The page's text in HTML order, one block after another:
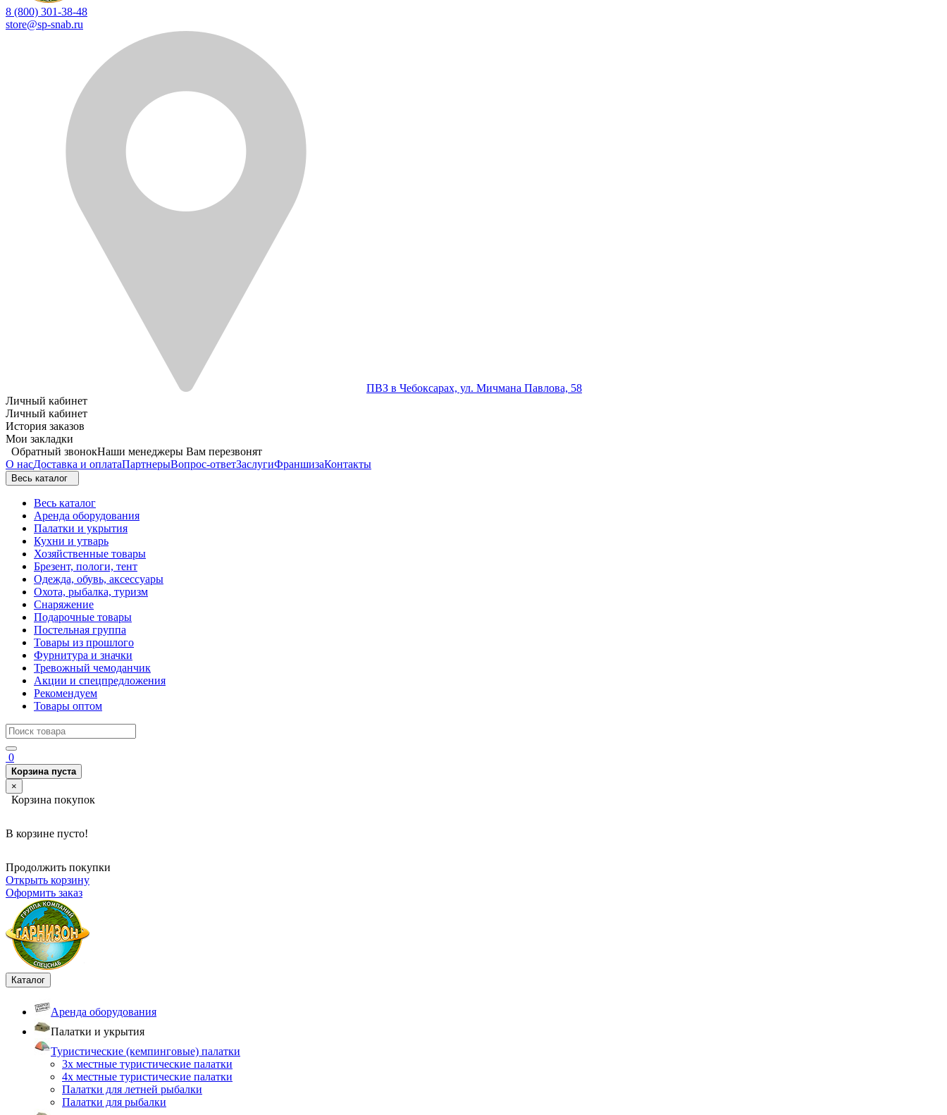
8 (800) 301-38-48
store@sp-snab.ru
ПВЗ в Чебоксарах, ул. Мичмана Павлова, 58
Личный кабинет
Личный кабинет
История заказов
Мои закладки
Обратный звонокНаши менеджеры Вам перезвонят
О насДоставка и оплатаПартнерыВопрос-ответЗаслугиФраншизаКонтакты
Весь каталог
Весь каталог
Аренда оборудования
Палатки и укрытия
Кухни и утварь
Хозяйственные товары
Брезент, пологи, тент
Одежда, обувь, аксессуары
Охота, рыбалка, туризм
Снаряжение
Подарочные товары
Постельная группа
Товары из прошлого
Фурнитура и значки
Тревожный чемоданчик
Акции и спецпредложения
Рекомендуем
Товары оптом
0
Корзина пуста
×
Корзина покупок
В корзине пусто!
Продолжить покупки
Открыть корзину
Оформить заказ
Каталог
Аренда оборудования
Палатки и укрытия
Туристические (кемпинговые) палатки
3х местные туристические палатки
4х местные туристические палатки
Палатки для летней рыбалки
Палатки для рыбалки